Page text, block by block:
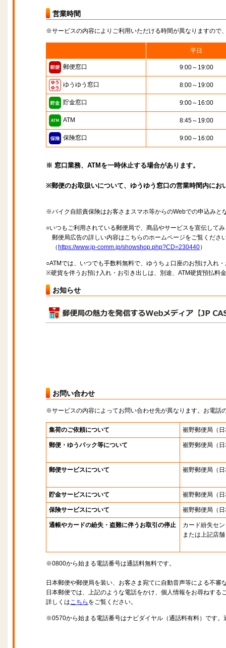
営業時間
※サービスの内容によりご利用いただける時間が異なりますので
平日
郵便窓口 9:00～19:00
ゆうゆう窓口 8:00～19:00
貯金窓口 9:00～16:00
ATM 8:45～19:00
保険窓口 9:00～16:00
※ 窓口業務、ATMを一時休止する場合があります。
※郵便のお取扱いについて、ゆうゆう窓口の営業時間内に
※バイク自賠責保険はお客さまスマホ等からのWebでの申込みと
○いつもご利用されている郵便局で、商品やサービスを宣伝して
郵便局広告の詳しい内容はこちらのホームページをご覧くださ
（ https://www.jp-comm.jp/showshop.php?CD=230440）
○ATMでは、いつでも手数料無料で、ゆうちょ口座のお預け入れ
※硬貨を伴うお預け入れ・お引き出しは、別途、ATM硬貨預払料
お知らせ
お問い合わせ
※サービスの内容によってお問い合わせ先が異なります。お電話
集荷のご依頼について 裾野郵便局 （
郵便・ゆうパック等について 裾野郵便局 （
郵便サービスについて 裾野郵便局 （
貯金サービスについて 裾野郵便局 （
保険サービスについて 裾野郵便局 （
通帳やカードの紛失・盗難に伴うお取引の停止
カード紛失セ
または上記店舗
※0800から始まる電話番号は通話料無料です。
日本郵便や郵便局を装い、お客さま宛てに自動音声等による不審
日本郵便では、上記のような電話をかけ、個人情報をお尋ねする
詳しくはこちら をご覧ください。
※0570から始まる電話番号はナビダイヤル（通話料有料）です